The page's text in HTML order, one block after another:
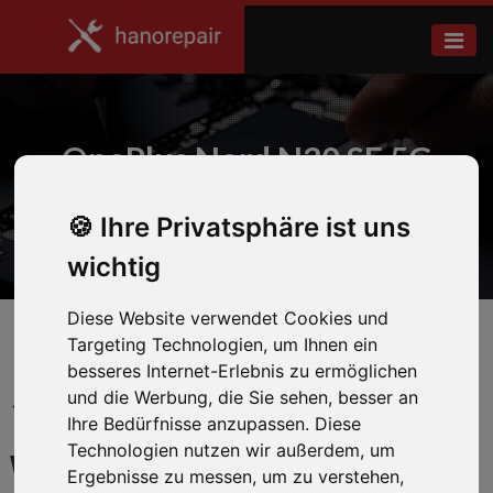
Ihre Privatsphäre ist uns
wichtig
Diese Website verwendet Cookies und
Targeting Technologien, um Ihnen ein
besseres Internet-Erlebnis zu ermöglichen
und die Werbung, die Sie sehen, besser an
Ihre Bedürfnisse anzupassen. Diese
Technologien nutzen wir außerdem, um
Ergebnisse zu messen, um zu verstehen,
OnePlus Nord N30 SE 5G
Home OnePlus
← Zurück zum Hersteller
WIR REPARIEREN IHR